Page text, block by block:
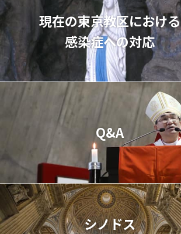
現在の東京教区における
感染症への対応
Q&A
シノドス